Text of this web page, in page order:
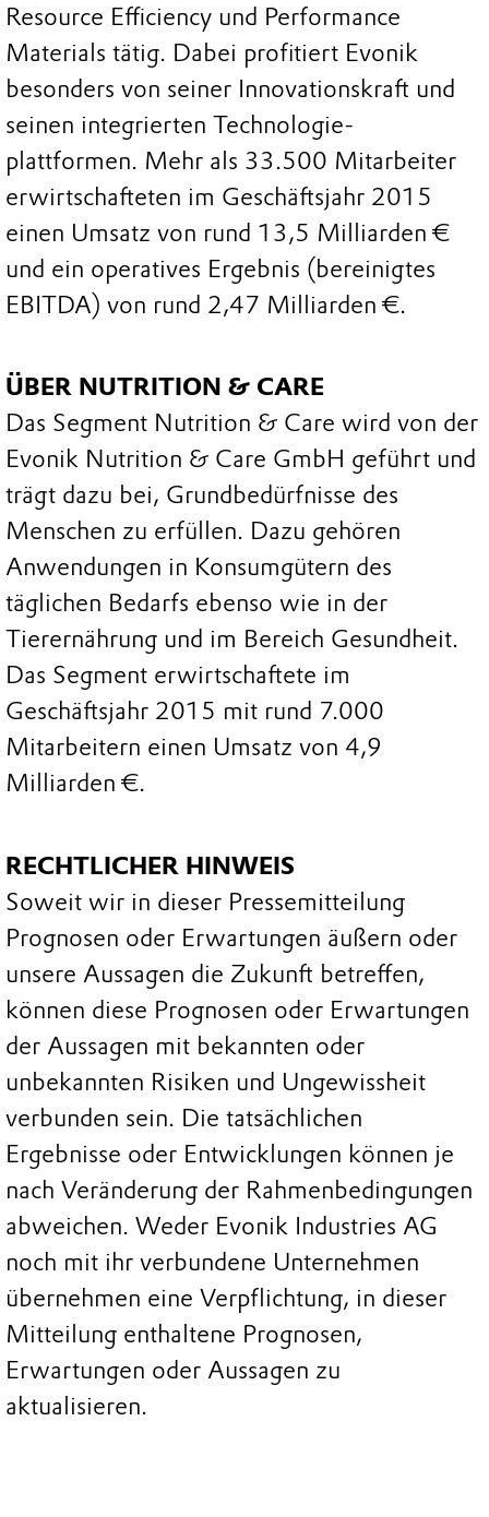
Resource Efficiency und Performance
Materials tätig. Dabei profitiert Evonik
besonders von seiner Innovationskraft und
seinen integrierten Technologie-
plattformen. Mehr als 33.500 Mitarbeiter
erwirtschafteten im Geschäftsjahr 2015
einen Umsatz von rund 13,5 Milliarden €
und ein operatives Ergebnis (bereinigtes
EBITDA) von rund 2,47 Milliarden €.
ÜBER NUTRITION & CARE
Das Segment Nutrition & Care wird von der
Evonik Nutrition & Care GmbH geführt und
trägt dazu bei, Grundbedürfnisse des
Menschen zu erfüllen. Dazu gehören
Anwendungen in Konsumgütern des
täglichen Bedarfs ebenso wie in der
Tierernährung und im Bereich Gesundheit.
Das Segment erwirtschaftete im
Geschäftsjahr 2015 mit rund 7.000
Mitarbeitern einen Umsatz von 4,9
Milliarden €.
RECHTLICHER HINWEIS
Soweit wir in dieser Pressemitteilung
Prognosen oder Erwartungen äußern oder
unsere Aussagen die Zukunft betreffen,
können diese Prognosen oder Erwartungen
der Aussagen mit bekannten oder
unbekannten Risiken und Ungewissheit
verbunden sein. Die tatsächlichen
Ergebnisse oder Entwicklungen können je
nach Veränderung der Rahmenbedingungen
abweichen. Weder Evonik Industries AG
noch mit ihr verbundene Unternehmen
übernehmen eine Verpflichtung, in dieser
Mitteilung enthaltene Prognosen,
Erwartungen oder Aussagen zu
aktualisieren.